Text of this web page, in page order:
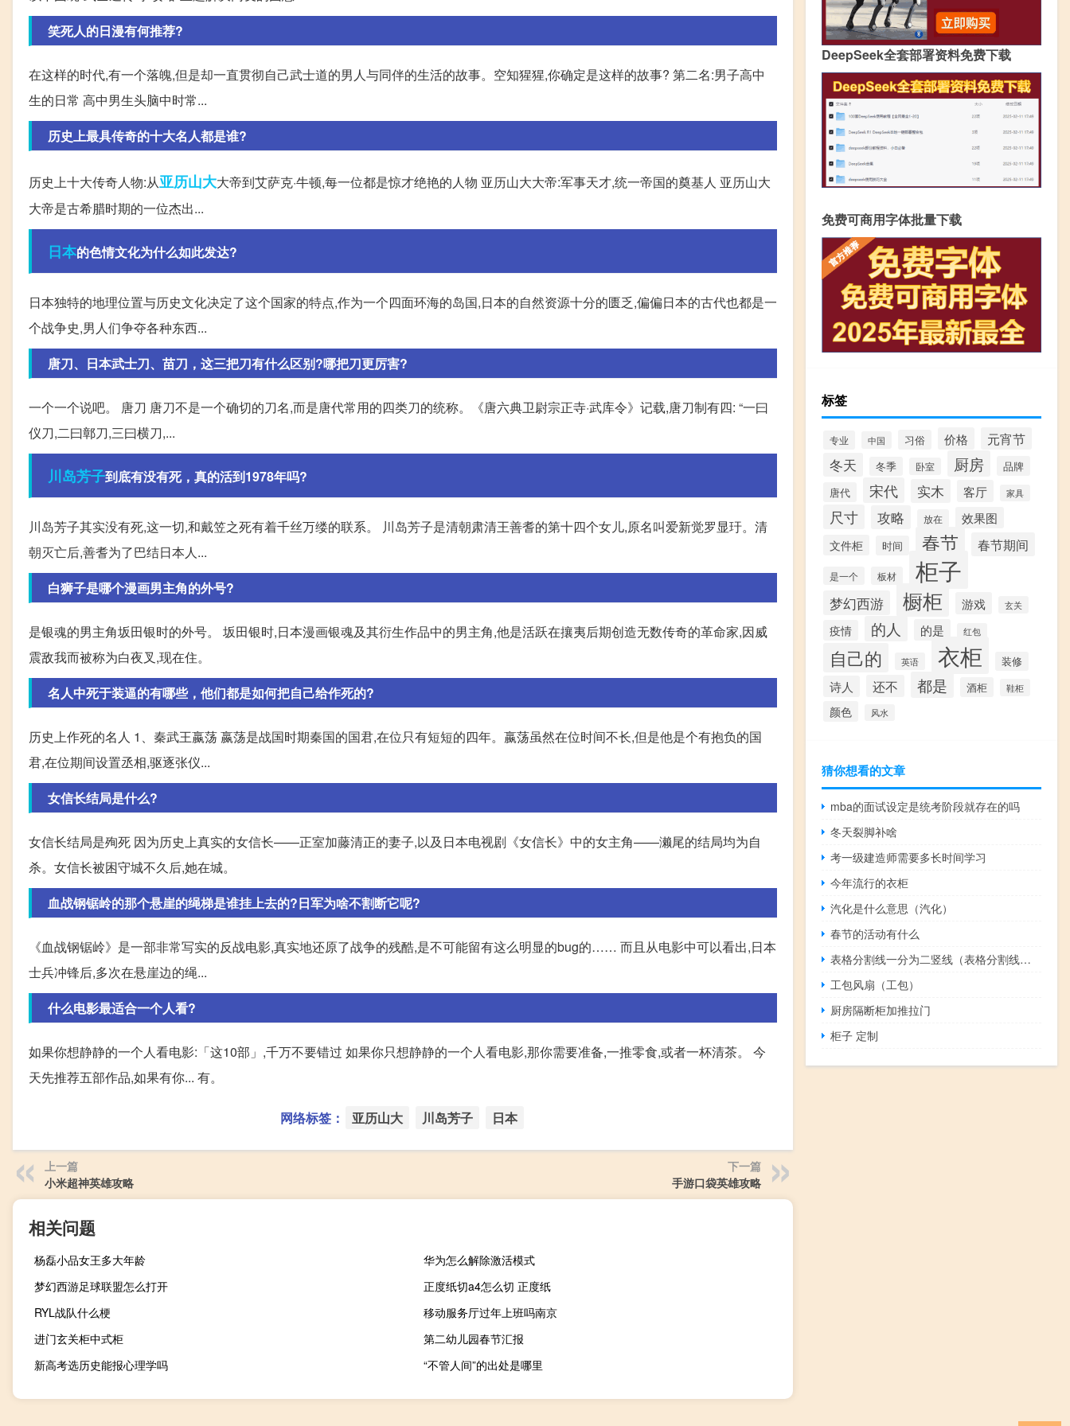
笑死人的日漫有何推荐?
在这样的时代,有一个落魄,但是却一直贯彻自己武士道的男人与同伴的生活的故事。空知猩猩,你确定是这样的故事? 第二名:男子高中
生的日常 高中男生头脑中时常...
历史上最具传奇的十大名人都是谁?
历史上十大传奇人物:从亚历山大大帝到艾萨克·牛顿,每一位都是惊才绝艳的人物 亚历山大大帝:军事天才,统一帝国的奠基人 亚历山大
大帝是古希腊时期的一位杰出...
日本的色情文化为什么如此发达?
日本独特的地理位置与历史文化决定了这个国家的特点,作为一个四面环海的岛国,日本的自然资源十分的匮乏,偏偏日本的古代也都是一
个战争史,男人们争夺各种东西...
唐刀、日本武士刀、苗刀，这三把刀有什么区别?哪把刀更厉害?
一个一个说吧。 唐刀 唐刀不是一个确切的刀名,而是唐代常用的四类刀的统称。《唐六典卫尉宗正寺·武库令》记载,唐刀制有四: “一曰
仪刀,二曰鄣刀,三曰横刀,...
川岛芳子到底有没有死，真的活到1978年吗?
川岛芳子其实没有死,这一切,和戴笠之死有着千丝万缕的联系。 川岛芳子是清朝肃清王善耆的第十四个女儿,原名叫爱新觉罗显玗。清
朝灭亡后,善耆为了巴结日本人...
白狮子是哪个漫画男主角的外号?
是银魂的男主角坂田银时的外号。 坂田银时,日本漫画银魂及其衍生作品中的男主角,他是活跃在攘夷后期创造无数传奇的革命家,因威
震敌我而被称为白夜叉,现在住。
名人中死于装逼的有哪些，他们都是如何把自己给作死的?
历史上作死的名人 1、秦武王嬴荡 嬴荡是战国时期秦国的国君,在位只有短短的四年。嬴荡虽然在位时间不长,但是他是个有抱负的国
君,在位期间设置丞相,驱逐张仪...
女信长结局是什么?
女信长结局是殉死 因为历史上真实的女信长——正室加藤清正的妻子,以及日本电视剧《女信长》中的女主角——濑尾的结局均为自
杀。女信长被困守城不久后,她在城。
血战钢锯岭的那个悬崖的绳梯是谁挂上去的?日军为啥不割断它呢?
《血战钢锯岭》是一部非常写实的反战电影,真实地还原了战争的残酷,是不可能留有这么明显的bug的…… 而且从电影中可以看出,日本
士兵冲锋后,多次在悬崖边的绳...
什么电影最适合一个人看?
如果你想静静的一个人看电影:「这10部」,千万不要错过 如果你只想静静的一个人看电影,那你需要准备,一推零食,或者一杯清茶。 今
天先推荐五部作品,如果有你... 有。
网络标签： 亚历山大 川岛芳子 日本
上一篇
小米超神英雄攻略
下一篇
手游口袋英雄攻略
相关问题
杨磊小品女王多大年龄
华为怎么解除激活模式
梦幻西游足球联盟怎么打开
正度纸切a4怎么切 正度纸
RYL战队什么梗
移动服务厅过年上班吗南京
进门玄关柜中式柜
第二幼儿园春节汇报
新高考选历史能报心理学吗
“不管人间”的出处是哪里
DeepSeek全套部署资料免费下载
免费可商用字体批量下载
标签
专业 中国 习俗 价格 元宵节
冬天 冬季 卧室 厨房
品牌
唐代
宋代 实木 客厅 家具
尺寸 攻略 放在 效果图
文件柜 时间 春节 春节期间
是一个 板材 柜子
梦幻西游 橱柜 游戏 玄关
疫情 的人 的是 红包
自己的 英语 衣柜 装修
诗人 还不 都是 酒柜 鞋柜
颜色 风水
猜你想看的文章
mba的面试设定是统考阶段就存在的吗
冬天裂脚补啥
考一级建造师需要多长时间学习
今年流行的衣柜
汽化是什么意思（汽化）
春节的活动有什么
表格分割线一分为二竖线（表格分割线一分为二）
工包风扇（工包）
厨房隔断柜加推拉门
柜子 定制